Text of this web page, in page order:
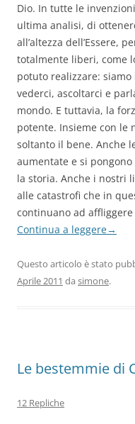
Dio. In tutte le
ultima analisi, di
all’altezza dell’Essere,
totalmente liberi, come
potuto realizzare:
vederci, ascoltarci e
mondo. E tuttavia, la
potente. Insieme con le
soltanto il bene. Anche
aumentate e si
la storia. Anche i nostri
alle catastrofi che in
continuano ad affliggere
Continua a leggere→
Questo articolo è stato
Aprile 2011 da simone.
Le bestemmie di
12 Repliche